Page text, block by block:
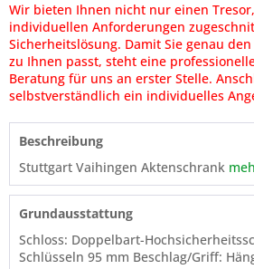
Wir bieten Ihnen nicht nur einen
individuellen Anforderungen
Sicherheitslösung. Damit Sie genau
zu Ihnen passt, steht eine
Beratung für uns an erster Stelle.
selbstverständlich ein individuelles
Beschreibung
Stuttgart Vaihingen Aktenschrank
Grundausstattung
Schloss: Doppelbart-
Schlüsseln 95 mm Beschlag/Griff: